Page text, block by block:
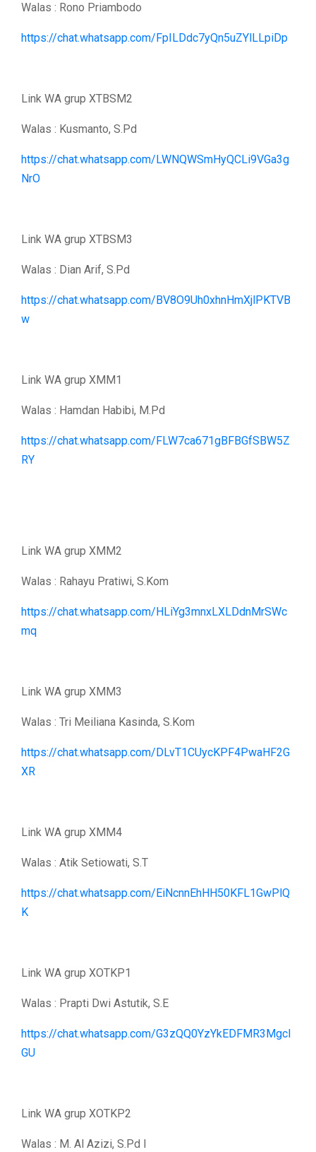
Walas : Rono Priambodo
https://chat.whatsapp.com/FpILDdc7yQn5uZYlLLpiDp
Link WA grup XTBSM2
Walas : Kusmanto, S.Pd
https://chat.whatsapp.com/LWNQWSmHyQCLi9VGa3g
NrO
Link WA grup XTBSM3
Walas : Dian Arif, S.Pd
https://chat.whatsapp.com/BV8O9Uh0xhnHmXjlPKTVB
w
Link WA grup XMM1
Walas : Hamdan Habibi, M.Pd
https://chat.whatsapp.com/FLW7ca671gBFBGfSBW5Z
RY
Link WA grup XMM2
Walas : Rahayu Pratiwi, S.Kom
https://chat.whatsapp.com/HLiYg3mnxLXLDdnMrSWc
mq
Link WA grup XMM3
Walas : Tri Meiliana Kasinda, S.Kom
https://chat.whatsapp.com/DLvT1CUycKPF4PwaHF2G
XR
Link WA grup XMM4
Walas : Atik Setiowati, S.T
https://chat.whatsapp.com/EiNcnnEhHH50KFL1GwPlQ
K
Link WA grup XOTKP1
Walas : Prapti Dwi Astutik, S.E
https://chat.whatsapp.com/G3zQQ0YzYkEDFMR3Mgcl
GU
Link WA grup XOTKP2
Walas : M. Al Azizi, S.Pd I